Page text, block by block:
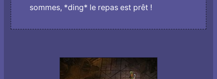
sommes, *ding* le repas est prêt !